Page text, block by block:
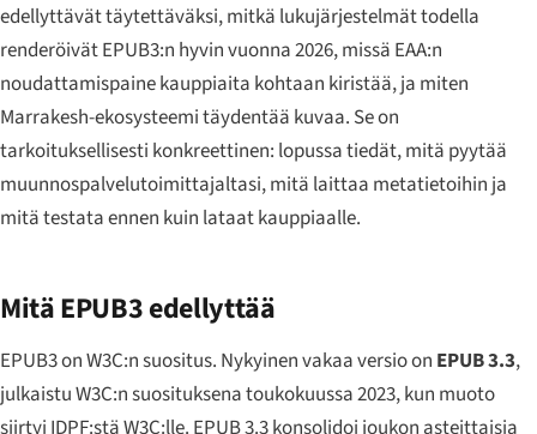
edellyttävät täytettäväksi, mitkä lukujärjestelmät todella
renderöivät EPUB3:n hyvin vuonna 2026, missä EAA:n
noudattamispaine kauppiaita kohtaan kiristää, ja miten
Marrakesh-ekosysteemi täydentää kuvaa. Se on
tarkoituksellisesti konkreettinen: lopussa tiedät, mitä pyytää
muunnospalvelutoimittajaltasi, mitä laittaa metatietoihin ja
mitä testata ennen kuin lataat kauppiaalle.
Mitä EPUB3 edellyttää
EPUB3 on W3C:n suositus. Nykyinen vakaa versio on EPUB 3.3,
julkaistu W3C:n suosituksena toukokuussa 2023, kun muoto
siirtyi IDPF:stä W3C:lle. EPUB 3.3 konsolidoi joukon asteittaisia